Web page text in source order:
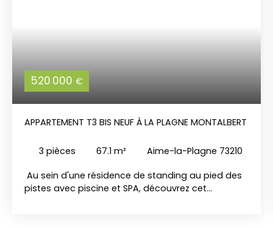
520 000 €
APPARTEMENT T3 BIS NEUF À LA PLAGNE MONTALBERT
3 pièces 67.1 m² Aime-la-Plagne 73210
Au sein d'une résidence de standing au pied des
pistes avec piscine et SPA, découvrez cet